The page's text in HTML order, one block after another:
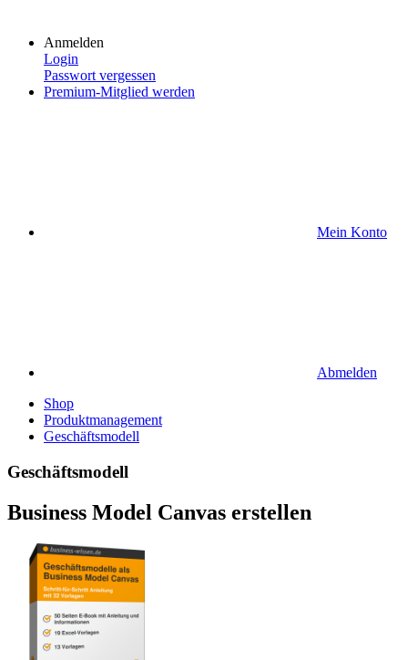
Anmelden
Login
Passwort vergessen
Premium-Mitglied werden
Mein Konto
Abmelden
Shop
Produktmanagement
Geschäftsmodell
Geschäftsmodell
Business Model Canvas erstellen